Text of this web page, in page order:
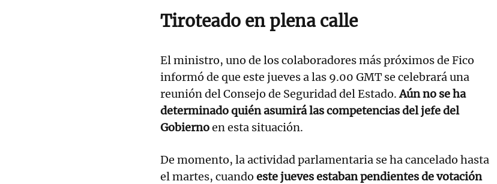
Tiroteado en plena calle
El ministro, uno de los colaboradores más próximos de Fico
informó de que este jueves a las 9.00 GMT se celebrará una
reunión del Consejo de Seguridad del Estado.Aún no se ha
determinado quién asumirá las competencias del jefe del
Gobiernoen esta situación.
De momento, la actividad parlamentaria se ha cancelado hasta
el martes, cuando este jueves estaban pendientes de votación